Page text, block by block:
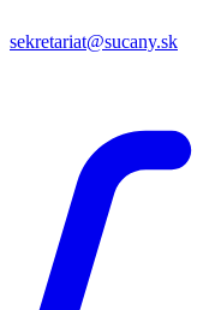
sekretariat@sucany.sk